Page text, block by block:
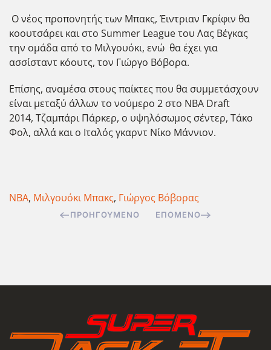
Ο νέος προπονητής των Μπακς, Έιντριαν Γκρίφιν θα
κοουτσάρει και στο Summer League του Λας Βέγκας
την ομάδα από το Μιλγουόκι, ενώ θα έχει για
ασσίσταντ κόουτς, τον Γιώργο Βόβορα.
Επίσης, αναμέσα στους παίκτες που θα συμμετάσχουν
είναι μεταξύ άλλων το νούμερο 2 στο NBA Draft
2014, Τζαμπάρι Πάρκερ, ο υψηλόσωμος σέντερ, Τάκο
Φολ, αλλά καιο Ιταλός γκαρντ Νίκο Μάννιον.
NBA, Μιλγουόκι Μπακς, Γιώργος Βόβορας
ΠΡΟΗΓΟΎΜΕΝΟ ΕΠΌΜΕΝΟ